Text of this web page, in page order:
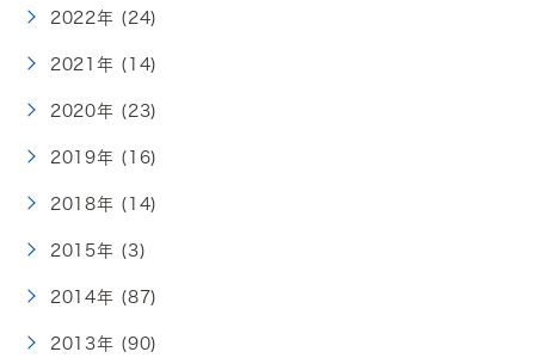
2022年 (24)
2021年 (14)
2020年 (23)
2019年 (16)
2018年 (14)
2015年 (3)
2014年 (87)
2013年 (90)